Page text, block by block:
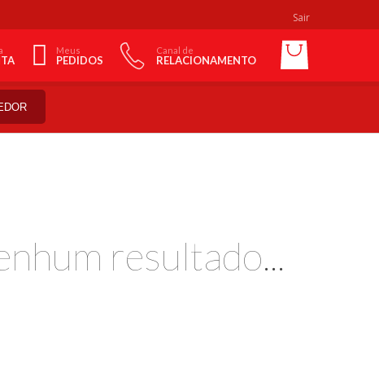
Sair
Meus
PEDIDOS
Canal de
RELACIONAMENTO
resultado...